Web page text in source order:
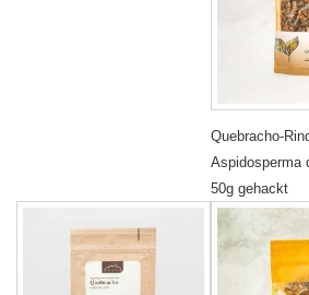
Quebracho-
Aspidosperma
50g gehackt